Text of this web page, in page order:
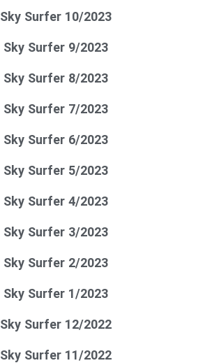
Sky Surfer 10/2023
Sky Surfer 9/2023
Sky Surfer 8/2023
Sky Surfer 7/2023
Sky Surfer 6/2023
Sky Surfer 5/2023
Sky Surfer 4/2023
Sky Surfer 3/2023
Sky Surfer 2/2023
Sky Surfer 1/2023
Sky Surfer 12/2022
Sky Surfer 11/2022